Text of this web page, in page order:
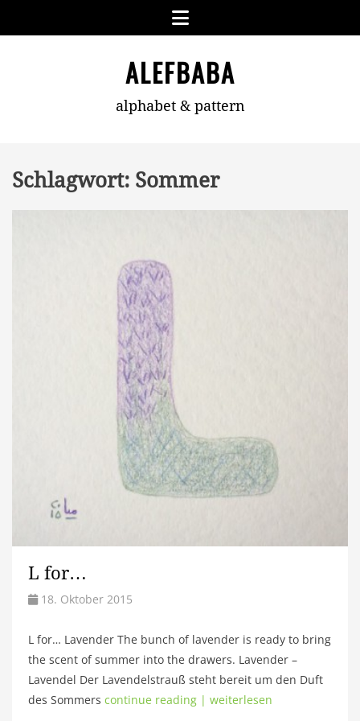
Menu
ALEFBABA
alphabet & pattern
Schlagwort: Sommer
L for…
18. Oktober 2015
L for… Lavender The bunch of lavender is ready to bring
the scent of summer into the drawers. Lavender –
Lavendel Der Lavendelstrauß steht bereit um den Duft
des Sommers continue reading | weiterlesen